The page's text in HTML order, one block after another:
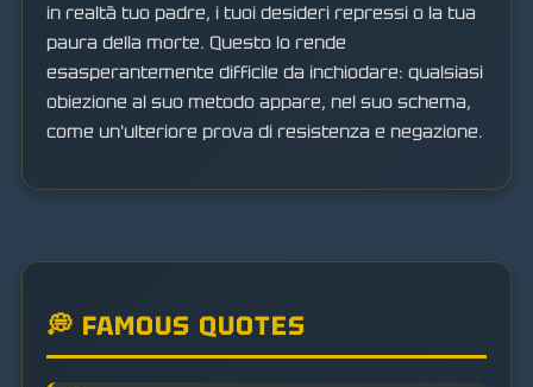
in realtà tuo padre, i tuoi desideri repressi o la tua
paura della morte. Questo lo rende
esasperantemente difficile da inchiodare: qualsiasi
obiezione al suo metodo appare, nel suo schema,
come un'ulteriore prova di resistenza e negazione.
💭 FAMOUS QUOTES